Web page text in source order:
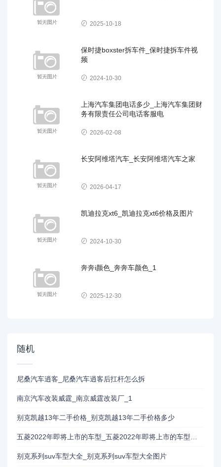
2025-10-18
保时捷boxster拆车件_保时捷拆车件视
频
2024-10-30
上海汽车集团电话多少_上海汽车集团财
务有限责任公司电话客服电
2026-02-08
长安阿维塔汽车_长安阿维塔汽车之家
2026-04-17
凯迪拉克xt6_凯迪拉克xt6价格及图片
2024-10-30
奔奔i颜色_奔奔车颜色_1
2025-12-30
随机
尼桑汽车逍客_尼桑汽车逍客后扛杆怎么拆
南京汽车改装威霆_南京威霆改装厂_1
别克凯越13年二手价格_别克凯越13年二手价格多少
五菱2022年即将上市的车型_五菱2022年即将上市的车型有哪些
别克系列suv车型大全_别克系列suv车型大全图片